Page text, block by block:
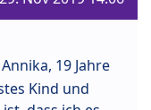
19 Jahre
Kind und